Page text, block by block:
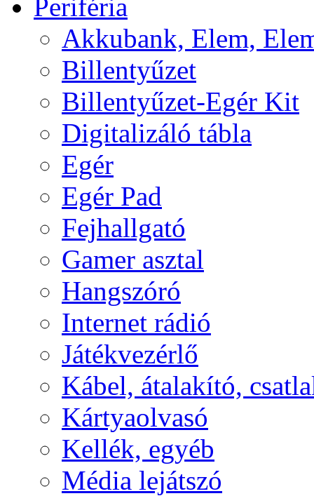
Periféria
Akkubank, Elem,
Billentyűzet
Billentyűzet-Egér Kit
Digitalizáló tábla
Egér
Egér Pad
Fejhallgató
Gamer asztal
Hangszóró
Internet rádió
Játékvezérlő
Kábel, átalakító,
Kártyaolvasó
Kellék, egyéb
Média lejátszó